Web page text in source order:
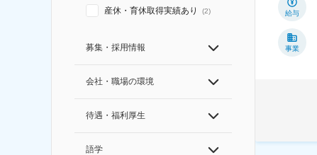
産休・育休取得実績あり (2)
募集・採用情報
会社・職場の環境
待遇・福利厚生
語学
給与
事業